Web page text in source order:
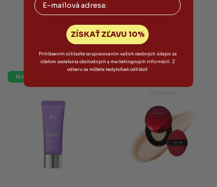
Podobné produkty
Novinka
ZÍSKAŤ ZĽAVU 10%
Prihlásením súhlasíte so spracovaním vašich osobných údajov za
účelom zasielania obchodných a marketingových informácií. Z
odberu sa môžete kedykoľvek odhlásiť